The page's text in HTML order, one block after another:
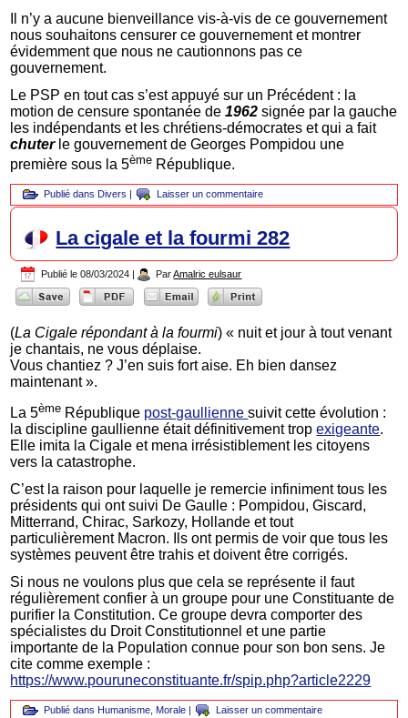
Il n’y a aucune bienveillance vis-à-vis de ce gouvernement
nous souhaitons censurer ce gouvernement et montrer
évidemment que nous ne cautionnons pas ce
gouvernement.
Le PSP en tout cas s’est appuyé sur un Précédent : la
motion de censure spontanée de1962 signée par la gauche
les indépendants et les chrétiens-démocrates et qui a fait
chuterle gouvernement de Georges Pompidou une
première sous la 5ème République.
Publié dans Divers | Laisser un commentaire
La cigale et la fourmi 282
Publié le 08/03/2024 | Par Amalric eulsaur
(La Cigale répondant à la fourmi) « nuit et jour à tout venant
je chantais, ne vous déplaise.
Vous chantiez ? J’en suis fort aise. Eh bien dansez
maintenant ».
La 5ème République post-gaulliennesuivit cette évolution :
la discipline gaullienne était définitivement tropexigeante.
Elle imita la Cigale et mena irrésistiblement les citoyens
vers la catastrophe.
C’est la raison pour laquelle je remercie infiniment tous les
présidents qui ont suivi De Gaulle : Pompidou, Giscard,
Mitterrand, Chirac, Sarkozy, Hollande et tout
particulièrement Macron. Ils ont permis de voir que tous les
systèmes peuvent être trahis et doivent être corrigés.
Si nous ne voulons plus que cela se représente il faut
régulièrement confier à un groupe pour une Constituante de
purifier la Constitution. Ce groupe devra comporter des
spécialistes du Droit Constitutionnel et une partie
importante de la Population connue pour son bon sens. Je
cite comme exemple :
https://www.pouruneconstituante.fr/spip.php?article2229
Publié dans Humanisme Morale | Laisser un commentaire